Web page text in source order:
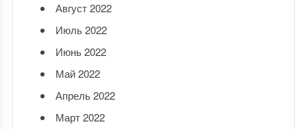
Август 2022
Июль 2022
Июнь 2022
Май 2022
Апрель 2022
Март 2022